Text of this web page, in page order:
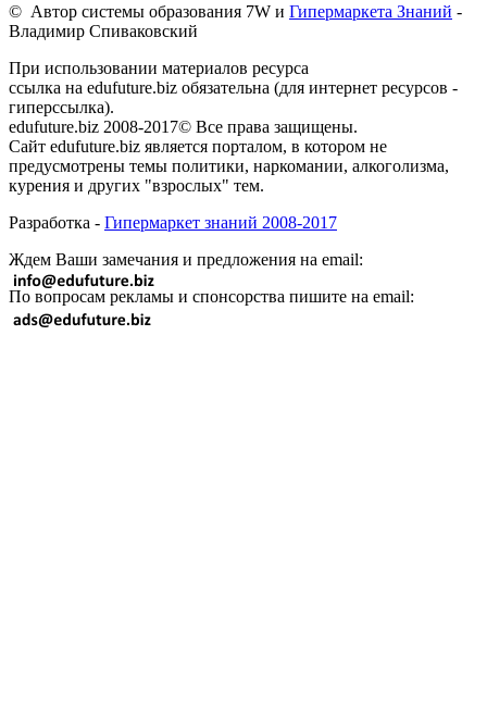
© Автор системы образования 7W и Гипермаркета Знаний -
Владимир Спиваковский
При использовании материалов ресурса
ссылка на edufuture.biz обязательна (для интернет ресурсов -
гиперссылка).
edufuture.biz 2008-2017© Все права защищены.
Сайт edufuture.biz является порталом, в котором не
предусмотрены темы политики, наркомании, алкоголизма,
курения и других "взрослых" тем.
Разработка - Гипермаркет знаний 2008-2017
Ждем Ваши замечания и предложения на email:
По вопросам рекламы и спонсорства пишите на email: